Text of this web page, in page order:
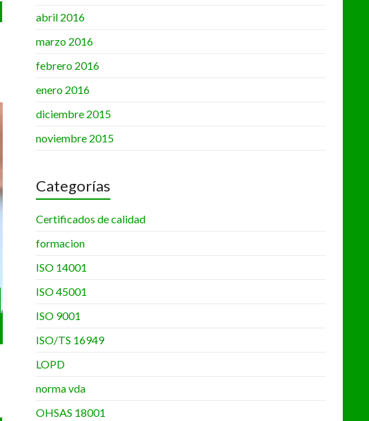
abril 2016
marzo 2016
febrero 2016
enero 2016
diciembre 2015
noviembre 2015
Categorías
Certificados de calidad
formacion
ISO 14001
ISO 45001
ISO 9001
ISO/TS 16949
LOPD
norma vda
OHSAS 18001